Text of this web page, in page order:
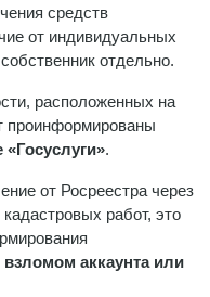
средств
от индивидуальных
отдельно.
расположенных на
проинформированы
.
от Росреестра через
работ, это
взломом аккаунта или